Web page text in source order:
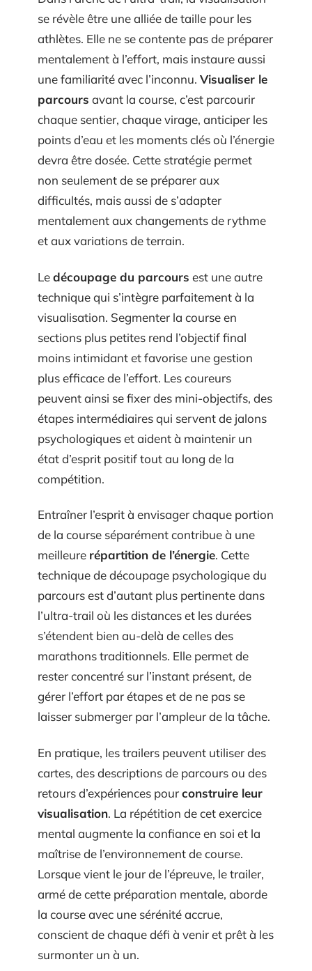
se révèle être une alliée de taille pour les
athlètes. Elle ne se contente pas de préparer
mentalement à l’effort, mais instaure aussi
une familiarité avec l’inconnu. Visualiser le
parcours avant la course, c’est parcourir
chaque sentier, chaque virage, anticiper les
points d’eau et les moments clés où l’énergie
devra être dosée. Cette stratégie permet
non seulement de se préparer aux
difficultés, mais aussi de s’adapter
mentalement aux changements de rythme
et aux variations de terrain.
Ledécoupage du parcours est une autre
technique qui s’intègre parfaitement à la
visualisation. Segmenter la course en
sections plus petites rend l’objectif final
moins intimidant et favorise une gestion
plus efficace de l’effort. Les coureurs
peuvent ainsi se fixer des mini-objectifs, des
étapes intermédiaires qui servent de jalons
psychologiques et aident à maintenir un
état d’esprit positif tout au long de la
compétition.
Entraîner l’esprit à envisager chaque portion
de la course séparément contribue à une
meilleure répartition de l’énergie. Cette
technique de découpage psychologique du
parcours est d’autant plus pertinente dans
l’ultra-trail où les distances et les durées
s’étendent bien au-delà de celles des
marathons traditionnels. Elle permet de
rester concentré sur l’instant présent, de
gérer l’effort par étapes et de ne pas se
laisser submerger par l’ampleur de la tâche.
En pratique, les trailers peuvent utiliser des
cartes, des descriptions de parcours ou des
retours d’expériences pourconstruire leur
visualisation. La répétition de cet exercice
mental augmente la confiance en soi et la
maîtrise de l’environnement de course.
Lorsque vient le jour de l’épreuve, le trailer,
armé de cette préparation mentale, aborde
la course avec une sérénité accrue,
conscient de chaque défi à venir et prêt à les
surmonter un à un.